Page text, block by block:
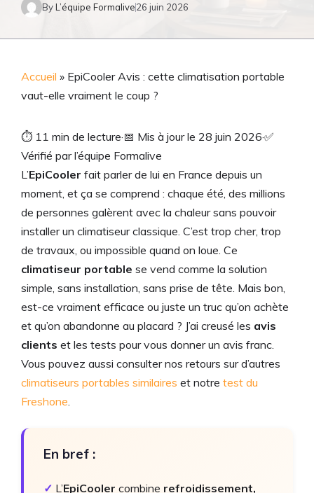
ByL’équipe Formalive26 juin 2026
Accueil » EpiCooler Avis : cette climatisation portable
vaut-elle vraiment le coup ?
⏱ 11 min de lecture·📅 Mis à jour le 28 juin 2026·✅
Vérifié par l’équipe Formalive
L’EpiCooler fait parler de lui en France depuis un
moment, et ça se comprend : chaque été, des millions
de personnes galèrent avec la chaleur sans pouvoir
installer un climatiseur classique. C’est trop cher, trop
de travaux, ou impossible quand on loue. Ce
climatiseur portable se vend comme la solution
simple, sans installation, sans prise de tête. Mais bon,
est-ce vraiment efficace ou juste un truc qu’on achète
et qu’on abandonne au placard ? J’ai creusé les avis
clients et les tests pour vous donner un avis franc.
Vous pouvez aussi consulter nos retours sur d’autres
climatiseurs portables similaires et notre test du
Freshone.
En bref :
✓ L’EpiCooler combine refroidissement,